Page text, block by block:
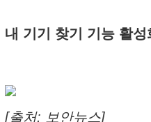
내 기기 찾기 기능 활
[출처: 보안뉴스]